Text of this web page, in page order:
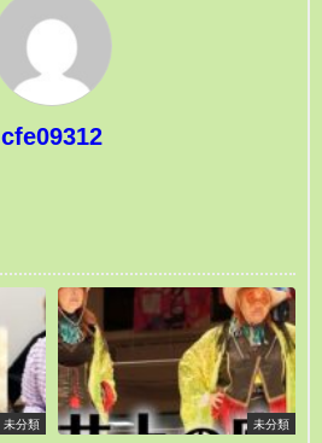
cfe09312
未分類 未分類